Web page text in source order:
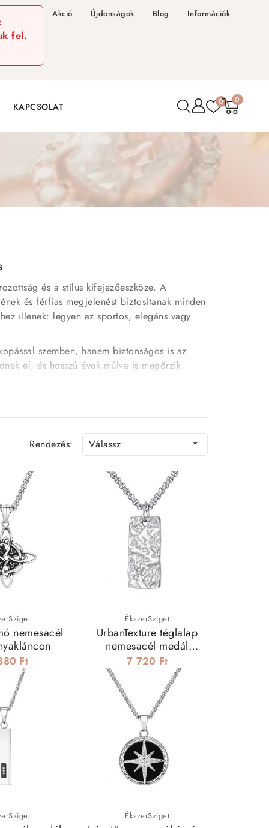
fel.
Akció Újdonságok Blog Információk
KAPCSOLAT 0 0
és a stílus kifejezőeszköze. A
és férfias megjelenést biztosítanak minden
illenek: legyen az sportos, elegáns vagy
szemben, hanem biztonságos is az
el, és hosszú évek múlva is megőrzik
a klasszikustól a modernig.
ellátva.
A
nemesacél férfi nyaklánc
pólóval, inggel, zakóval vagy sportos
is teljessé teszik. Legyen szó ajándékról
darabra teszel szert.
Rendezés: Válassz 
nemesacél
Ft
ÉkszerSziget
UrbanTexture téglalap
nemesacél medál
nyakláncon
7 720 Ft
ÉkszerSziget